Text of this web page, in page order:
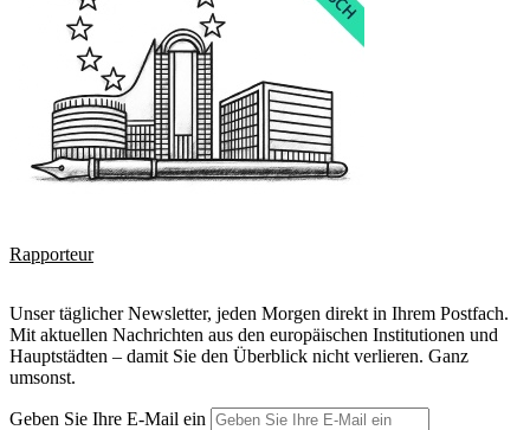
Rapporteur
Unser täglicher Newsletter, jeden Morgen direkt in Ihrem Postfach.
Mit aktuellen Nachrichten aus den europäischen Institutionen und
Hauptstädten – damit Sie den Überblick nicht verlieren. Ganz
umsonst.
Geben Sie Ihre E-Mail ein